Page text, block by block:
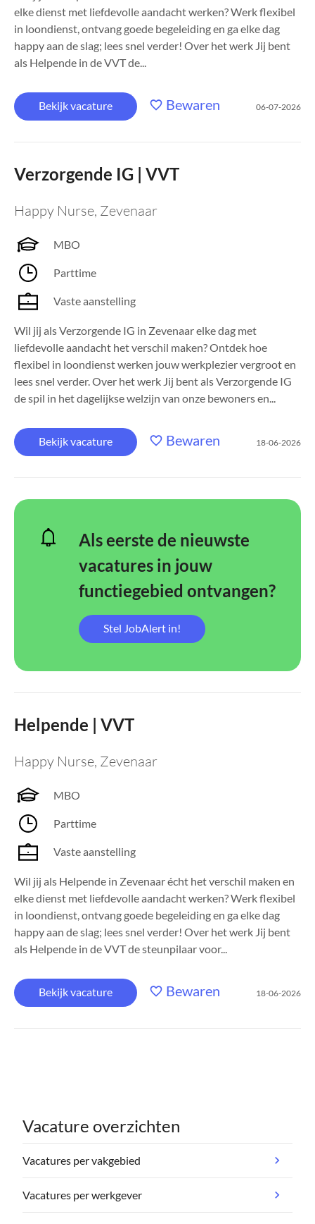
elke dienst met liefdevolle aandacht werken? Werk flexibel
in loondienst, ontvang goede begeleiding en ga elke dag
happy aan de slag; lees snel verder! Over het werk Jij bent
als Helpende in de VVT de...
Bekijk vacature Bewaren 06-07-2026
Verzorgende IG | VVT
Happy Nurse, Zevenaar
MBO
Parttime
Vaste aanstelling
Wil jij als Verzorgende IG in Zevenaar elke dag met
liefdevolle aandacht het verschil maken? Ontdek hoe
flexibel in loondienst werken jouw werkplezier vergroot en
lees snel verder. Over het werk Jij bent als Verzorgende IG
de spil in het dagelijkse welzijn van onze bewoners en...
Bekijk vacature Bewaren 18-06-2026
Als eerste de nieuwste
vacatures in jouw
functiegebied ontvangen?
Stel JobAlert in!
Helpende | VVT
Happy Nurse, Zevenaar
MBO
Parttime
Vaste aanstelling
Wil jij als Helpende in Zevenaar écht het verschil maken en
elke dienst met liefdevolle aandacht werken? Werk flexibel
in loondienst, ontvang goede begeleiding en ga elke dag
happy aan de slag; lees snel verder! Over het werk Jij bent
als Helpende in de VVT de steunpilaar voor...
Bekijk vacature Bewaren 18-06-2026
Vacature overzichten
Vacatures per vakgebied
Vacatures per werkgever